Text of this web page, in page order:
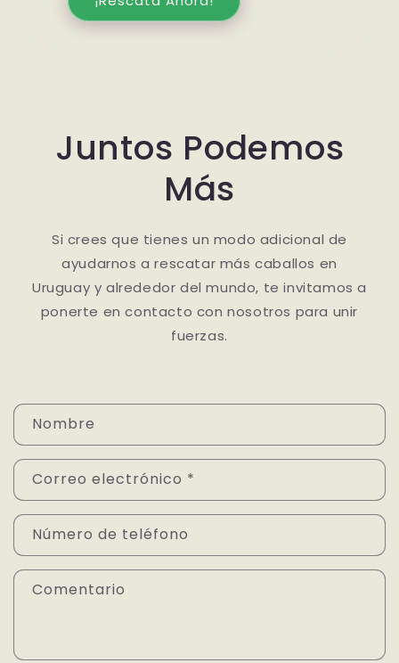
Juntos Podemos
Más
Si crees que tienes un modo adicional de
ayudarnos a rescatar más caballos en
Uruguay y alrededor del mundo, te invitamos a
ponerte en contacto con nosotros para unir
fuerzas.
F
o
r
m
u
l
a
Nombre
Correo electrónico *
Número de teléfono
Comentario